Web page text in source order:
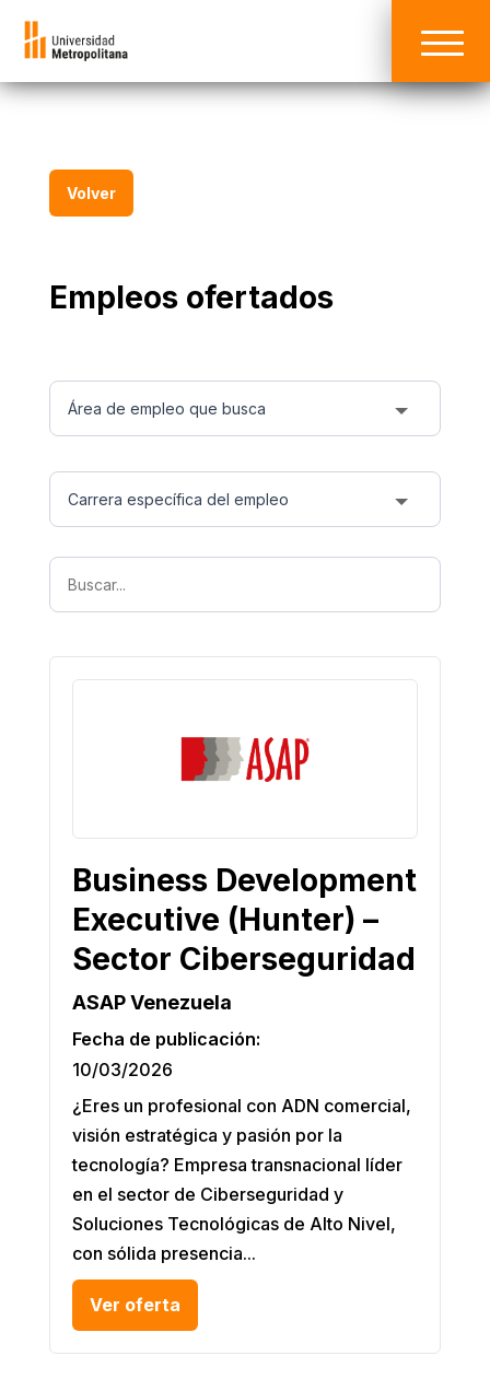
Volver
Empleos ofertados
Business Development
Executive (Hunter) –
Sector Ciberseguridad
ASAP Venezuela
Fecha de publicación:
10/03/2026
¿Eres un profesional con ADN comercial,
visión estratégica y pasión por la
tecnología? Empresa transnacional líder
en el sector de Ciberseguridad y
Soluciones Tecnológicas de Alto Nivel,
con sólida presencia...
Ver oferta